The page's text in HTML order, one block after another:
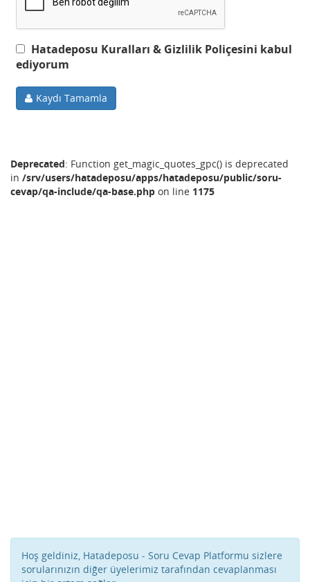
Hatadeposu Kuralları & Gizlilik Poliçesini kabul
ediyorum
Kaydı Tamamla
Deprecated: Function get_magic_quotes_gpc() is deprecated
in /srv/users/hatadeposu/apps/hatadeposu/public/soru-
cevap/qa-include/qa-base.php on line 1175
Hoş geldiniz, Hatadeposu - Soru Cevap Platformu sizlere
sorularınızın diğer üyelerimiz tarafından cevaplanması